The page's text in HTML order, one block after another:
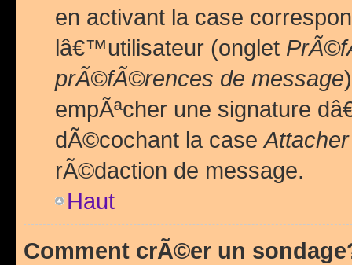
en activant la case
lâ€™utilisateur (onglet
prÃ©fÃ©rences de message
empÃªcher une signature
dÃ©cochant la case
rÃ©daction de message.
Haut
Comment crÃ©er un